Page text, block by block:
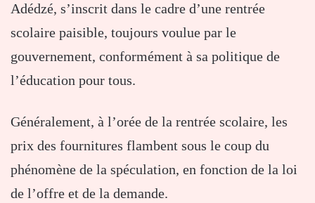
Adédzé, s’inscrit dans le cadre d’une rentrée
scolaire paisible, toujours voulue par le
gouvernement, conformément à sa politique de
l’éducation pour tous.
Généralement, à l’orée de la rentrée scolaire, les
prix des fournitures flambent sous le coup du
phénomène de la spéculation, en fonction de la loi
de l’offre et de la demande.